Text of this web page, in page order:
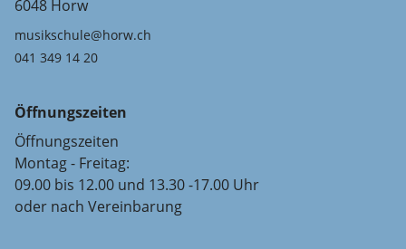
6048 Horw
musikschule@horw.ch
041 349 14 20
Öffnungszeiten
Öffnungszeiten
Montag - Freitag:
09.00 bis 12.00 und 13.30 -17.00 Uhr
oder nach Vereinbarung